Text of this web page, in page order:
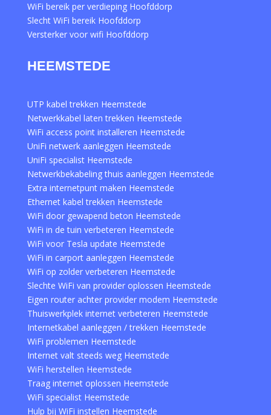
WiFi bereik per verdieping Hoofddorp
Slecht WiFi bereik Hoofddorp
Versterker voor wifi Hoofddorp
HEEMSTEDE
UTP kabel trekken Heemstede
Netwerkkabel laten trekken Heemstede
WiFi access point installeren Heemstede
UniFi netwerk aanleggen Heemstede
UniFi specialist Heemstede
Netwerkbekabeling thuis aanleggen Heemstede
Extra internetpunt maken Heemstede
Ethernet kabel trekken Heemstede
WiFi door gewapend beton Heemstede
WiFi in de tuin verbeteren Heemstede
WiFi voor Tesla update Heemstede
WiFi in carport aanleggen Heemstede
WiFi op zolder verbeteren Heemstede
Slechte WiFi van provider oplossen Heemstede
Eigen router achter provider modem Heemstede
Thuiswerkplek internet verbeteren Heemstede
Internetkabel aanleggen / trekken Heemstede
WiFi problemen Heemstede
Internet valt steeds weg Heemstede
WiFi herstellen Heemstede
Traag internet oplossen Heemstede
WiFi specialist Heemstede
Hulp bij WiFi instellen Heemstede